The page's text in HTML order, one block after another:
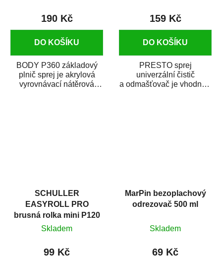
190 Kč
DO KOŠÍKU
BODY P360 základový
plnič sprej je akrylová
vyrovnávací nátěrová
159 Kč
DO KOŠÍKU
PRESTO sprej
univerzální čistič
a odmašťovač je vhodný k
SCHULLER
EASYROLL PRO
brusná rolka mini P120
Skladem
99 Kč
MarPin bezoplachový
odrezovač 500 ml
Skladem
69 Kč